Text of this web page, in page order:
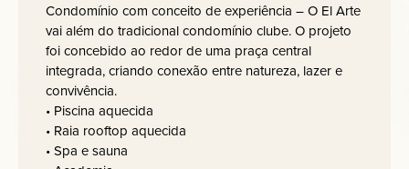
Condomínio com conceito de experiência – O El Arte
vai além do tradicional condomínio clube. O projeto
foi concebido ao redor de uma praça central
integrada, criando conexão entre natureza, lazer e
convivência.
• Piscina aquecida
• Raia rooftop aquecida
• Spa e sauna